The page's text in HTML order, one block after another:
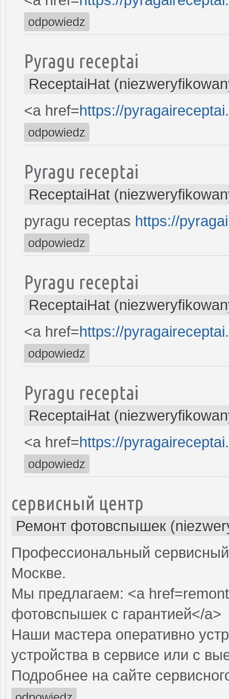
odpowiedz
Pyragu receptai
ReceptaiHat
<a href=https://
odpowiedz
Pyragu receptai
ReceptaiHat
pyragu receptas https://
odpowiedz
Pyragu receptai
ReceptaiHat
<a href=https://
odpowiedz
Pyragu receptai
ReceptaiHat
<a href=https://
odpowiedz
сервисный центр
Ремонт фотовспышек
Профессиональный
Москве.
Мы предлагаем: <a
фотовспышек с гарантией</a>
Наши мастера оперативно
устройства в сервисе или с
Подробнее на сайте